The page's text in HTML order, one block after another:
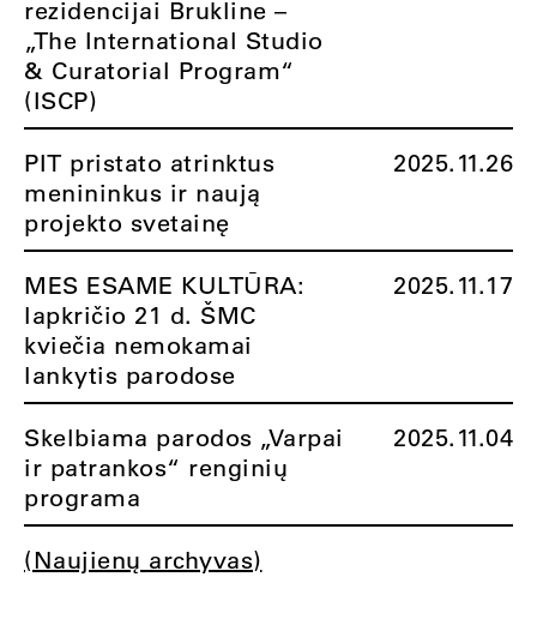
rezidencijai Brukline –
„The International Studio
& Curatorial Program“
(ISCP)
PIT pristato atrinktus
menininkus ir naują
projekto svetainę
2025.11.26
MES ESAME KULTŪRA:
lapkričio 21 d. ŠMC
kviečia nemokamai
lankytis parodose
2025.11.17
Skelbiama parodos „Varpai
ir patrankos“ renginių
programa
2025.11.04
(Naujienų archyvas)